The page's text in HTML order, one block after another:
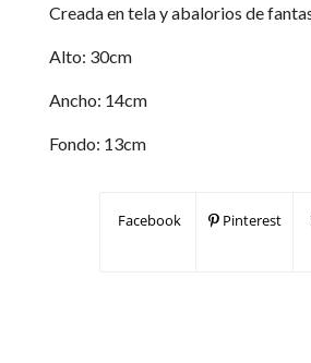
Creada en tela y abalorios de
Alto: 30cm
Ancho: 14cm
Fondo: 13cm
Facebook Pinterest